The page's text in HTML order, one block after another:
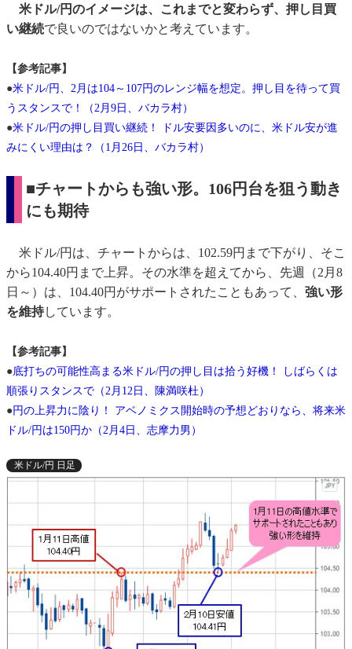
米ドル/円のイメージは、これまでと変わらず、押し目買
い継続で良いのではないかと考えています。
【参考記事】
●米ドル/円、2月は104～107円のレンジ幅を想定。押し目を待って買
うスタンスで！（2月9日、バカラ村）
●米ドル/円の押し目買い継続！ ドル安要因多いのに、米ドル安が進
みにくい理由は？（1月26日、バカラ村）
■チャートからも強い形。106円台を狙う動き
にも期待
米ドル/円は、チャートからは、102.59円まで下がり、そこ
から104.40円まで上昇。その水準を超えてから、先週（2月8
日～）は、104.40円がサポートされたこともあって、 強い形
を維持しています。
【参考記事】
●底打ちの可能性高まる米ドル/円の押し目は拾う好機！ しばらくは
順張りスタンスで（2月12日、陳満咲杜）
●円の上昇力に陰り！ アベノミクス開始時の予想どおりなら、将来米
ドル/円は150円か（2月4日、志摩力男）
米ドル/円 日足